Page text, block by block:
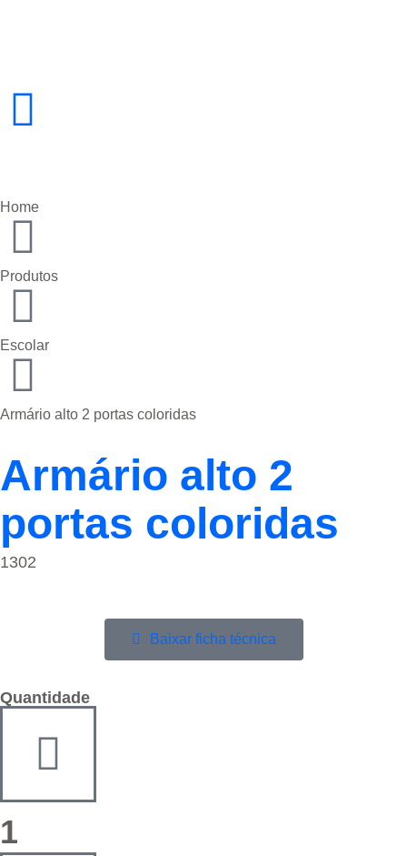
Home
Produtos
Escolar
Armário alto 2 portas coloridas
Armário alto 2
portas coloridas
1302
Baixar ficha técnica
Quantidade
1